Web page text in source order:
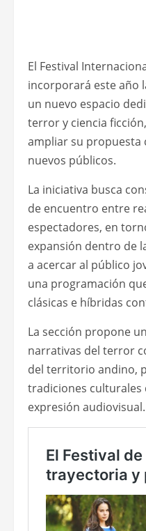
El Festival
incorporará este año
un nuevo espacio
terror y ciencia
ampliar su propuesta
nuevos públicos.
La iniciativa busca
de encuentro entre
espectadores, en
expansión dentro de
a acercar al público
una programación
clásicas e híbridas
La sección propone
narrativas del terror
del territorio andino,
tradiciones culturales
expresión audiovisual.